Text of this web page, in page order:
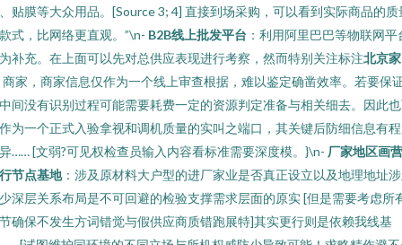
贴膜等大众用品。[Source 3; 4] 直接到场采购，可以看到实际商品的质
式，比网络更直观。”\n- B2B线上批发平台 ：利用阿里巴巴等物联网平
补充。在上面可以先对总供应表现进行考察，然而特别关注标注北京家
商家，商家信息仅作为一个线上审查根据，难以鉴定确凿效率。若要保
间没有识别过程可能需要耗费一定的资源判定准备与相关细去。因此
为一个正式入验拿视和调机质量的实叫之端口，其关键后防细信息有
…… [文弱?可见权检查员输入内容看标准需要深度模。}\n- 厂家地区画
节点基地：涉及原材料大户型的进厂家业是否真正设立以及地理地址
深层关系布局是不可回避的检验支撑需求层面的原实 [但是需要考虑所
确保不发生方词错觉与假供应商质错跑展特]其实更行则是依赖我线基